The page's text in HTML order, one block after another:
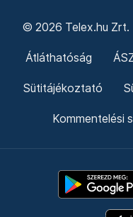
© 2026 Telex.hu Zrt.
Átláthatóság
Sütitájékoztató
Kommentelési